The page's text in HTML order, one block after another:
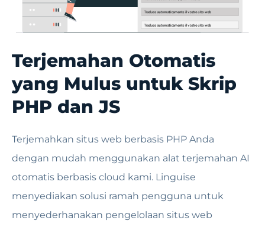
Terjemahan Otomatis
yang Mulus untuk Skrip
PHP dan JS
Terjemahkan situs web berbasis PHP Anda
dengan mudah menggunakan alat terjemahan AI
otomatis berbasis cloud kami. Linguise
menyediakan solusi ramah pengguna untuk
menyederhanakan pengelolaan situs web